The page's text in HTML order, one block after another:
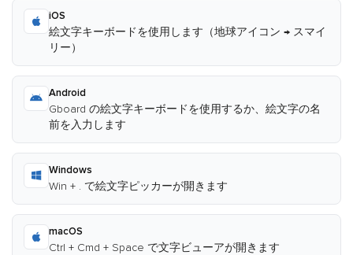
iOS
絵文字キーボードを使用します（地球アイコン → スマイ
リー）
Android
Gboard の絵文字キーボードを使用するか、絵文字の名
前を入力します
Windows
Win + . で絵文字ピッカーが開きます
macOS
Ctrl + Cmd + Space で文字ビューアが開きます